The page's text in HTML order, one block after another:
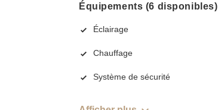
Équipements (6 disponibles)
Éclairage
Chauffage
Système de sécurité